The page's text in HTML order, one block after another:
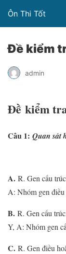
Ôn Thi Tốt
Đề kiểm
admin
Đề kiểm
Câu 1: Quan sát
A. R. Gen cấu
A: Nhóm gen điều
B. R. Gen cấu
Y, A: Nhóm gen
C. R. Gen điều